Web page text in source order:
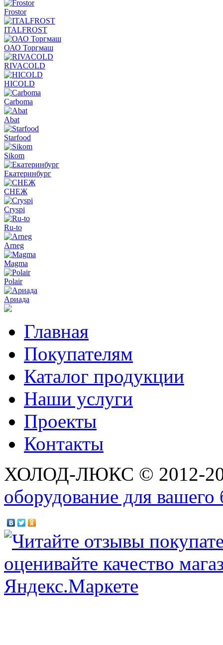
Frostor
ITALFROST
ОАО Торгмаш
RIVACOLD
HICOLD
Carboma
Abat
Starfood
Sikom
Екатеринбург
СНЕЖ
Cryspi
Ru-to
Arneg
Magma
Polair
Ариада
Главная
Покупателям
Каталог продукции
Наши услуги
Проекты
Контакты
ХОЛОД-ЛЮКС © 2012-
оборудование для вашего